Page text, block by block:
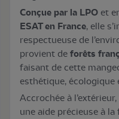
Conçue par la LPO et
ESAT en France, elle
respectueuse de
provient de forêts
faisant de cette
esthétique, écologique
Accrochée à
une aide précieuse à